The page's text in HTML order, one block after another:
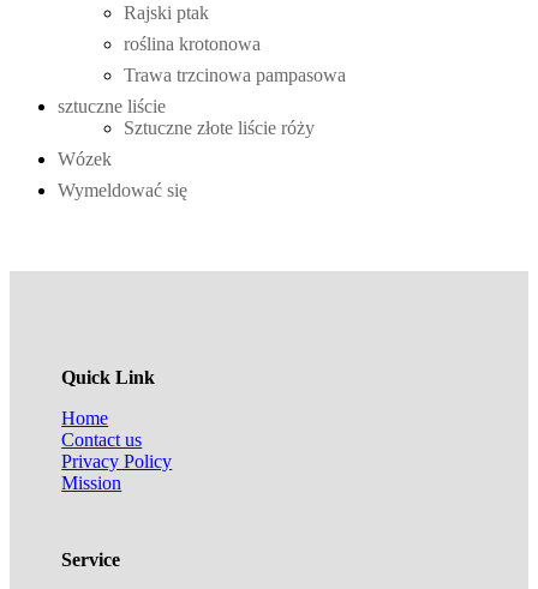
Rajski ptak
roślina krotonowa
Trawa trzcinowa pampasowa
sztuczne liście
Sztuczne złote liście róży
Wózek
Wymeldować się
Quick Link
Home
Contact us
Privacy Policy
Mission
Service